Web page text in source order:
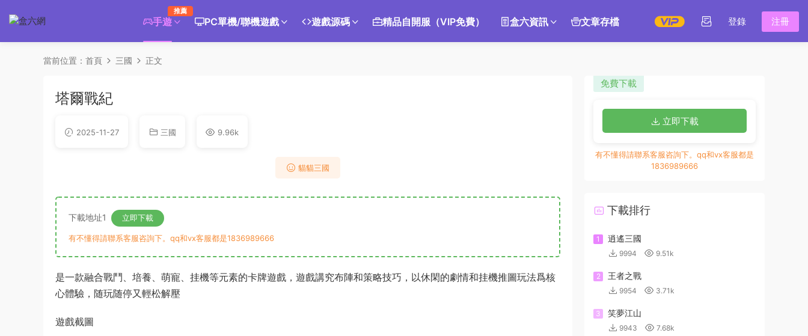
手遊
推薦
PC單機/聯機遊戲 遊戲源碼 精品自開服（VIP免費） 盒六資訊 文章存檔 登錄 注冊
當前位置： 首頁 三國 正文
塔爾戰紀
2025-11-27 三國 9.96k
貓貓三國
下載地址1 立即下載
有不懂得請聯系客服咨詢下。qq和vx客服都是1836989666
是一款融合戰鬥、培養、萌寵、挂機等元素的卡牌遊戲，遊戲講究布陣和策略技巧，以休閑的劇情和挂機推圖玩法爲核
心體驗，随玩随停又輕松解壓
遊戲截圖
免費下載
立即下載
有不懂得請聯系客服咨詢下。qq和vx客服都是
1836989666
下載排行
1 逍遙三國
9994 9.51k
2 王者之戰
9954 3.71k
3 笑夢江山
9943 7.68k